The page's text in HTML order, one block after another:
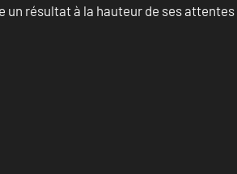
résultat à la hauteur de ses attentes